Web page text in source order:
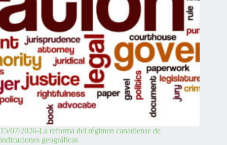
15/07/2026-La reforma del régimen canadiense de
indicaciones geográficas